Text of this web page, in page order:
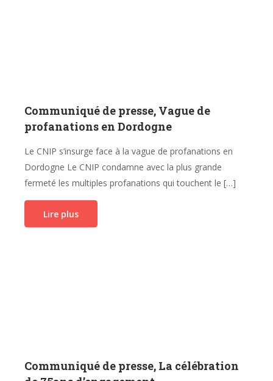
Communiqué de presse, Vague de
profanations en Dordogne
Le CNIP s’insurge face à la vague de profanations en
Dordogne Le CNIP condamne avec la plus grande
fermeté les multiples profanations qui touchent le […]
Lire plus
Communiqué de presse, La célébration